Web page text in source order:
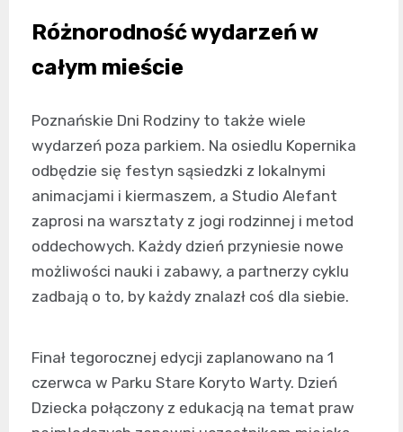
Różnorodność wydarzeń w
całym mieście
Poznańskie Dni Rodziny to także wiele
wydarzeń poza parkiem. Na osiedlu Kopernika
odbędzie się festyn sąsiedzki z lokalnymi
animacjami i kiermaszem, a Studio Alefant
zaprosi na warsztaty z jogi rodzinnej i metod
oddechowych. Każdy dzień przyniesie nowe
możliwości nauki i zabawy, a partnerzy cyklu
zadbają o to, by każdy znalazł coś dla siebie.
Finał tegorocznej edycji zaplanowano na 1
czerwca w Parku Stare Koryto Warty. Dzień
Dziecka połączony z edukacją na temat praw